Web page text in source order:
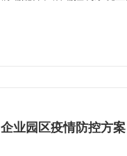
企业园区疫情防控方案